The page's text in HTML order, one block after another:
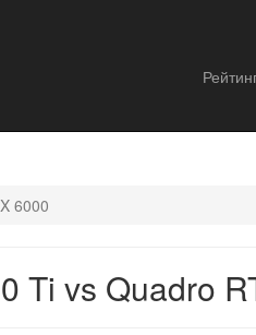
6000
Ti vs Quadro